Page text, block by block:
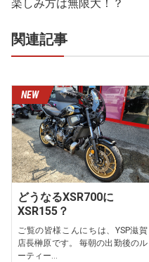
楽しみ方は無限大！？
関連記事
どうなるXSR700に
XSR155？
ご覧の皆様こんにちは、YSP滋賀
店長榊原です。 毎朝の出勤後のル
ーティー...